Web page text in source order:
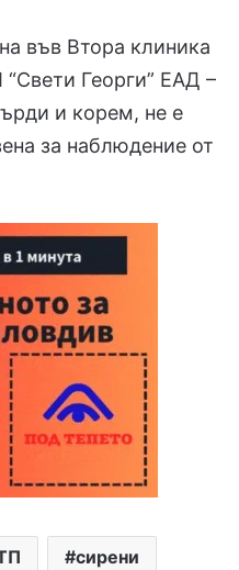
във Втора клиника
Георги” ЕАД –
и корем, не е
за наблюдение от
сирени